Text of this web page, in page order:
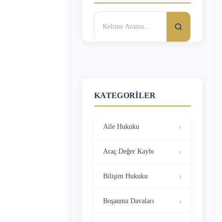
Arama:
KATEGORILER
Aile Hukuku
Araç Değer Kaybı
Bilişim Hukuku
Boşanma Davaları